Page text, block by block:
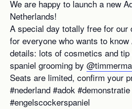
We are happy to launch a new
Netherlands!
A special day totally free for our
for everyone who wants to
details: lots of cosmetics and
spaniel grooming by
Seats are limited, confirm your
#nederland #adok #demonstratie
#engelscockerspaniel